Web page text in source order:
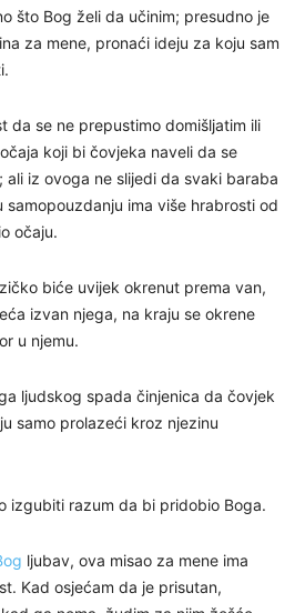
što Bog želi da učinim; presudno je
za mene, pronaći ideju za koju sam
da se ne prepustimo domišljatim ili
koji bi čovjeka naveli da se
ali iz ovoga ne slijedi da svaki baraba
samopouzdanju ima više hrabrosti od
očaju.
biće uvijek okrenut prema van,
izvan njega, na kraju se okrene
u njemu.
ljudskog spada činjenica da čovjek
samo prolazeći kroz njezinu
izgubiti razum da bi pridobio Boga.
ljubav, ova misao za mene ima
Kad osjećam da je prisutan,